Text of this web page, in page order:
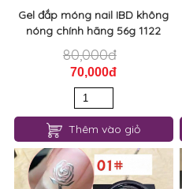
Gel đắp móng nail IBD không
nóng chính hãng 56g 1122
80,000đ
70,000đ
Thêm vào giỏ